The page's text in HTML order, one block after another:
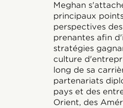
Meghan
principaux
perspectives
prenantes afin
stratégies
culture
long de sa
partenariats
pays et des
Orient, des